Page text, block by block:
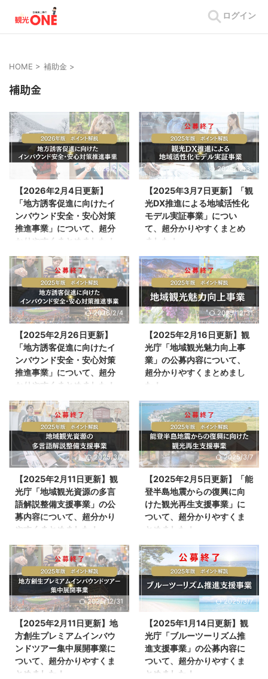
ログイン
HOME > 補助金 >
補助金
2026/2/4
【2026年2月4日更新】
「地方誘客促進に向けたイ
ンバウンド安全・安心対策
推進事業」について、超分
かりやすくまとめました！
2026年2月2日、観光庁の公式サ
イトより、「地方誘客促進に向け
たインバウンド安全・安心対策推
進事業」の公募内容が発表されま
した。 今回は、地方誘客促進に
向けたインバウンド安全・安心対
細、対象者、スケジュールなどを
紹介します。訪日外国人観光客向
けの災害対策や安心して日本を訪
れるための多言語対応、情報発信
下を参考にしてください。 当記
事は、「地方誘客促進に向けたイ
ンバウンド安全・安心対策推進事
業」（観光庁）をもとに観光ONE
が独自にまとめたものです。 ...
2025/12/31
【2025年3月7日更新】「観
光DX推進による地域活性化
モデル実証事業」につい
て、超分かりやすくまとめ
ました！
2025年2月12日、観光庁の公式サ
イトより、「観光DX推進による
地域活性化モデル実証事業」の公
募内容が発表されました。 今回
は、観光DX推進による地域活性
化モデル実証事業の公募の内容
などを紹介します。旅行者の利便
性向上や観光産業の生産性向上、
観光地経営の高度化のため、観光
DXに取り組む事業者の方は、ぜ
当記事は、「観光DX推進による
地域活性化モデル実証事業」（観
光庁）をもとに観光ONEが独自に
まとめたものです。 本事業は、
補助金や交付金の類ではな ...
2026/2/4
【2025年2月26日更新】
「地方誘客促進に向けたイ
ンバウンド安全・安心対策
推進事業」について、超分
かりやすくまとめました！
2026年度版はこちらをご覧くだ
さい。 https://kankou-
one.com/local-inbound-safety-
support-2026/ 2025年2月07
日、観光庁の公式サイトより、
「地方誘客促進に向けたインバウ
公募内容が発表されました。 今
回は、地方誘客促進に向けたイン
バウンド安全・安心対策推進事業
の公募の内容や、詳細、対象者、
観光振興に向けて、災害、急病等
の非常時における訪日外国人旅行
者の安全・安心対策の推進を図る
取り組み ...
2025/12/31
【2025年2月16日更新】観
光庁「地域観光魅力向上事
業」の公募内容について、
超分かりやすくまとめまし
た！
2025年2月14日、観光庁の公式
サイトより、「地域観光魅力向上
事業」の公募内容が発表されまし
た。 今回は、地域観光魅力向上
事業の公募の内容や、詳細、対象
者、スケジュールなどを紹介しま
方誘客に資する観光コンテンツ造
成に取り組む事業者の方は、ぜひ
以下を参考にしてください。 当
記事は、「地域観光魅力向上事
が独自にまとめたものです。 事
業の目的 観光需要が回復しつつ
ある中、特にインバウンド観光客
は都市部に集中しがちで、地方へ
の観光需要が十分に波及して ...
2025/3/7
【2025年2月11日更新】観
光庁「地域観光資源の多言
語解説整備支援事業」の公
募内容について、超分かり
やすくまとめました！
2025年2月3日、観光庁の公式サ
イトより、「地域観光資源の多言
語解説整備支援事業」の公募が発
表されました。 今回は、地域観
光資源の多言語解説整備支援事業
の公募の内容や、詳細、対象者、
インバウンドなどの受け入れ体制
強化に向けた多言語対応を行う観
光関係者の方は、ぜひ以下を参考
にしてください。 本事業は、補
2025/3/7
【2025年2月5日更新】「能
登半島地震からの復興に向
けた観光再生支援事業」に
ついて、超分かりやすくま
とめました！
2025年1月27日、観光庁より、
「能登半島地震からの復興に向け
た観光再生支援事業」の公募が開
始されました。 今回は、能登半
島地震からの復興に向けた観光再
生支援事業の公募の内容や、対象
す。ぜひ以下を参考にしてくださ
い。 当記事は、「能登半島地震
からの復興に向けた観光再生支援
事業」の公募を開始します」（観
2025/12/31
【2025年2月11日更新】地
方創生プレミアムインバウ
ンドツアー集中展開事業に
ついて、超分かりやすくま
とめました！
2025/3/7
【2025年1月14日更新】観
光庁「ブルーツーリズム推
進支援事業」の公募内容に
ついて、超分かりやすくま
とめました！